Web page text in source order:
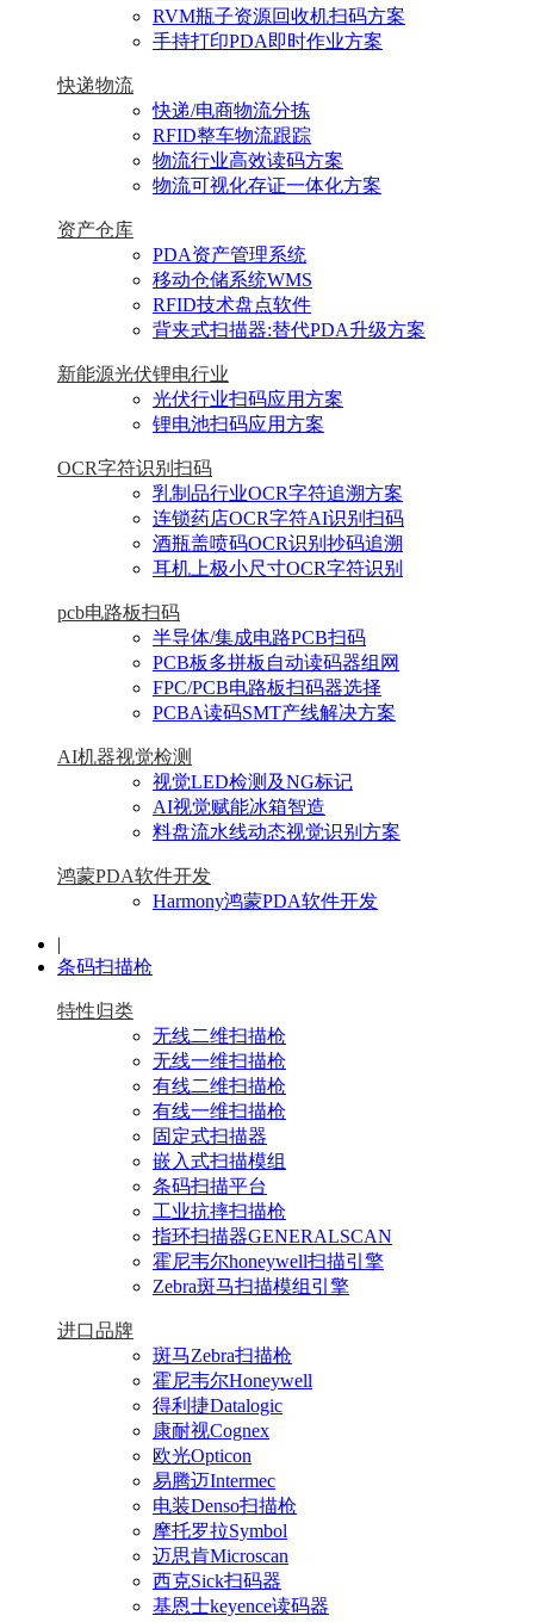
RVM瓶子资源回收机扫码方案
手持打印PDA即时作业方案
快递物流
快递/电商物流分拣
RFID整车物流跟踪
物流行业高效读码方案
物流可视化存证一体化方案
资产仓库
PDA资产管理系统
移动仓储系统WMS
RFID技术盘点软件
背夹式扫描器:替代PDA升级方案
新能源光伏锂电行业
光伏行业扫码应用方案
锂电池扫码应用方案
OCR字符识别扫码
乳制品行业OCR字符追溯方案
连锁药店OCR字符AI识别扫码
酒瓶盖喷码OCR识别抄码追溯
耳机上极小尺寸OCR字符识别
pcb电路板扫码
半导体/集成电路PCB扫码
PCB板多拼板自动读码器组网
FPC/PCB电路板扫码器选择
PCBA读码SMT产线解决方案
AI机器视觉检测
视觉LED检测及NG标记
AI视觉赋能冰箱智造
料盘流水线动态视觉识别方案
鸿蒙PDA软件开发
Harmony鸿蒙PDA软件开发
|
条码扫描枪
特性归类
无线二维扫描枪
无线一维扫描枪
有线二维扫描枪
有线一维扫描枪
固定式扫描器
嵌入式扫描模组
条码扫描平台
工业抗摔扫描枪
指环扫描器GENERALSCAN
霍尼韦尔honeywell扫描引擎
Zebra斑马扫描模组引擎
进口品牌
斑马Zebra扫描枪
霍尼韦尔Honeywell
得利捷Datalogic
康耐视Cognex
欧光Opticon
易腾迈Intermec
电装Denso扫描枪
摩托罗拉Symbol
迈思肯Microscan
西克Sick扫码器
基恩士keyence读码器